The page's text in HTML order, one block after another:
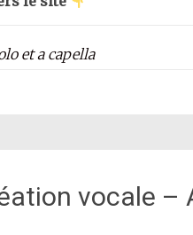
et a capella
vocale –